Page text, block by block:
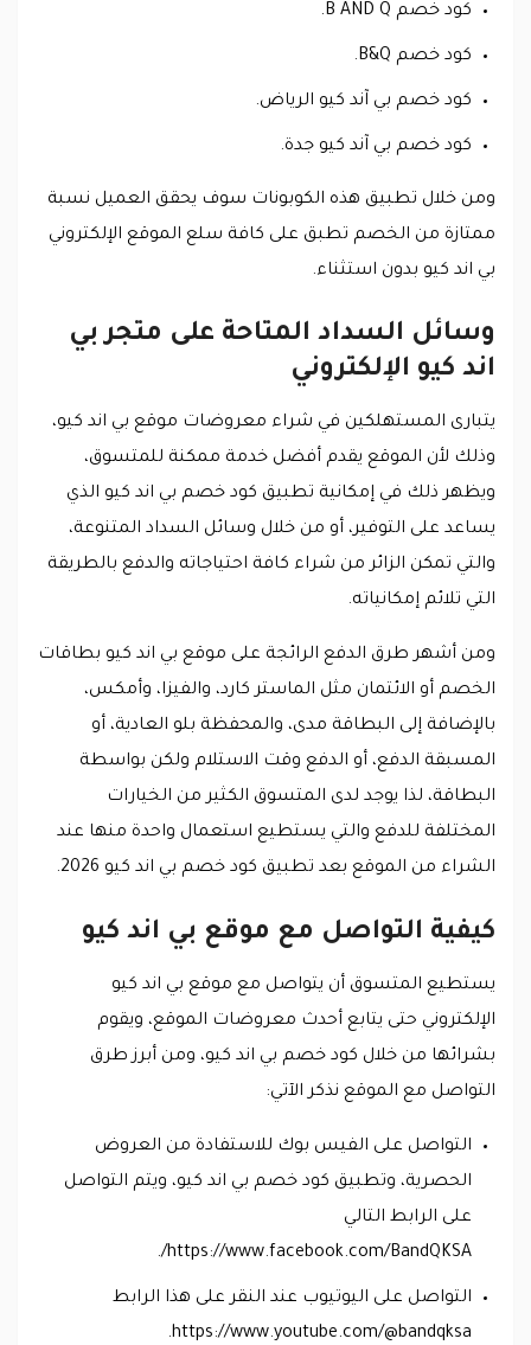
كود خصم B AND Q.
كود خصم B&Q.
كود خصم بي آند كيو الرياض.
كود خصم بي آند كيو جدة.
ومن خلال تطبيق هذه الكوبونات سوف يحقق العميل نسبة
ممتازة من الخصم تطبق على كافة سلع الموقع الإلكتروني
بي اند كيو بدون استثناء.
وسائل السداد المتاحة على متجر بي
اند كيو الإلكتروني
يتبارى المستهلكين في شراء معروضات موقع بي اند كيو،
وذلك لأن الموقع يقدم أفضل خدمة ممكنة للمتسوق،
ويظهر ذلك في إمكانية تطبيق كود خصم بي اند كيو الذي
يساعد على التوفير، أو من خلال وسائل السداد المتنوعة،
والتي تمكن الزائر من شراء كافة احتياجاته والدفع بالطريقة
التي تلائم إمكانياته.
ومن أشهر طرق الدفع الرائجة على موقع بي اند كيو بطاقات
الخصم أو الائتمان مثل الماستر كارد، والفيزا، وأمكس،
بالإضافة إلى البطاقة مدى، والمحفظة بلو العادية، أو
المسبقة الدفع، أو الدفع وقت الاستلام ولكن بواسطة
البطاقة، لذا يوجد لدى المتسوق الكثير من الخيارات
المختلفة للدفع والتي يستطيع استعمال واحدة منها عند
الشراء من الموقع بعد تطبيق كود خصم بي اند كيو 2026.
كيفية التواصل مع موقع بي اند كيو
يستطيع المتسوق أن يتواصل مع موقع بي اند كيو
الإلكتروني حتى يتابع أحدث معروضات الموقع، ويقوم
بشرائها من خلال كود خصم بي اند كيو، ومن أبرز طرق
التواصل مع الموقع نذكر الآتي:
التواصل على الفيس بوك للاستفادة من العروض
الحصرية، وتطبيق كود خصم بي اند كيو، ويتم التواصل
على الرابط التالي
https://www.facebook.com/BandQKSA/.
التواصل على اليوتيوب عند النقر على هذا الرابط
https://www.youtube.com/@bandqksa.